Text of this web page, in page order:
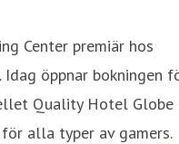
Center premiär hos
öppnar bokningen
Quality Hotel Globe
alla typer av gamers.